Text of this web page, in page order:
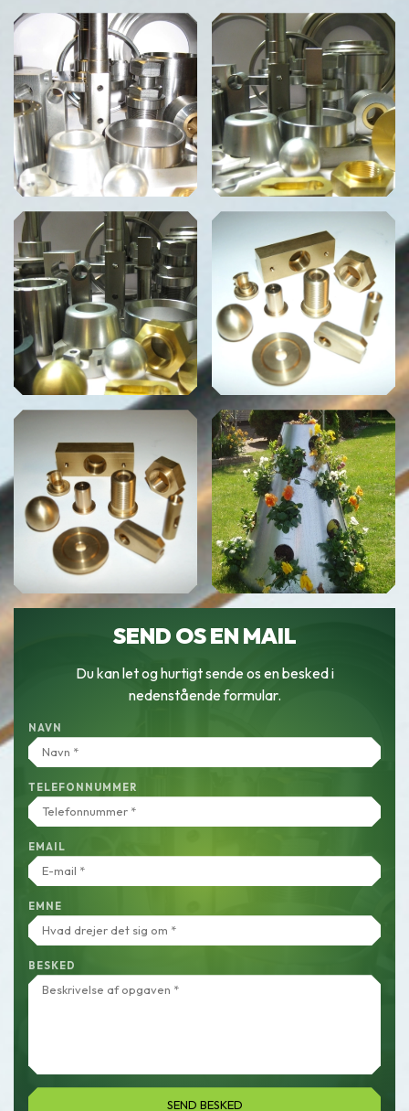
SEND OS EN MAIL
Du kan let og hurtigt sende os en besked i
nedenstående formular.
NAVN
TELEFONNUMMER
EMAIL
EMNE
BESKED